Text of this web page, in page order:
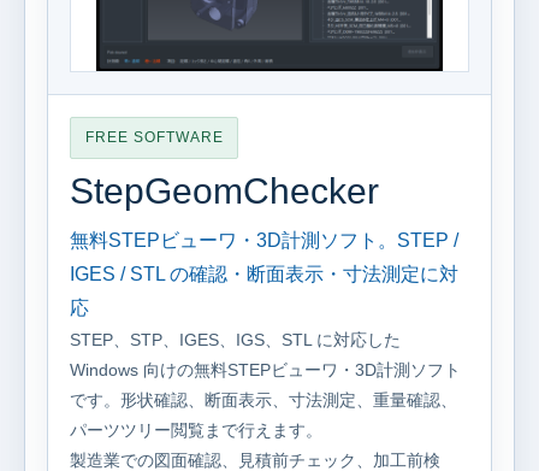
FREE SOFTWARE
StepGeomChecker
無料STEPビューワ・3D計測ソフト。STEP /
IGES / STL の確認・断面表示・寸法測定に対
応
STEP、STP、IGES、IGS、STL に対応した
Windows 向けの無料STEPビューワ・3D計測ソフト
です。形状確認、断面表示、寸法測定、重量確認、
パーツツリー閲覧まで行えます。
製造業での図面確認、見積前チェック、加工前検